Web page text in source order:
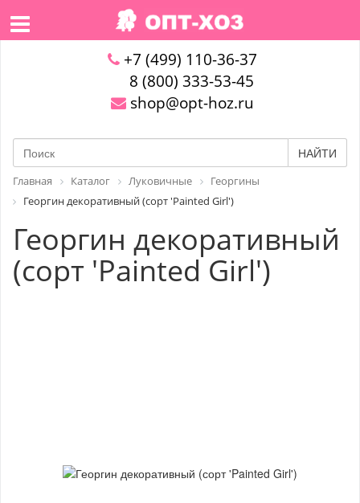
+7 (499) 110-36-37
8 (800) 333-53-45
shop@opt-hoz.ru
НАЙТИ
Главная Каталог Луковичные
Георгины
Георгин декоративный (сорт 'Painted Girl')
Георгин декоративный
(сорт 'Painted Girl')